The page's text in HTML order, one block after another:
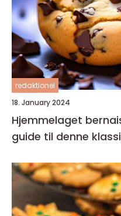
redaktionel
18. January 2024
Hjemmelaget
guide til denne